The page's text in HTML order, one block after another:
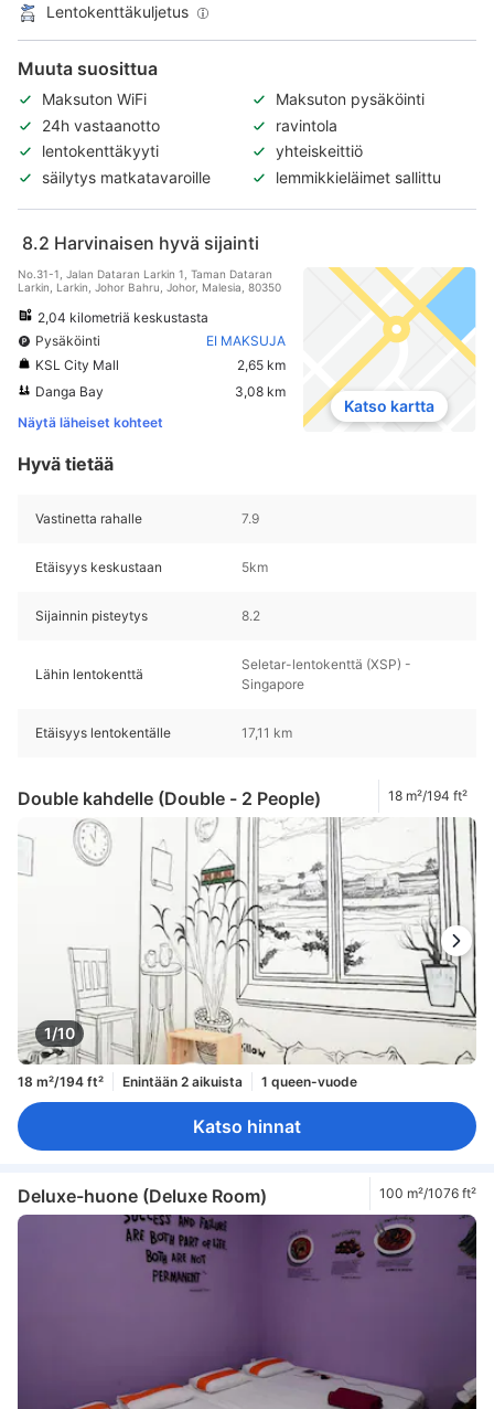
Lentokenttäkuljetus
Muuta suosittua
Maksuton WiFi
Maksuton pysäköinti
24h vastaanotto
ravintola
lentokenttäkyyti
yhteiskeittiö
säilytys matkatavaroille
lemmikkieläimet sallittu
8.2 Harvinaisen hyvä sijainti
No.31-1, Jalan Dataran Larkin 1, Taman Dataran
Larkin, Larkin, Johor Bahru, Johor, Malesia, 80350
2,04 kilometriä keskustasta
Pysäköinti
EI MAKSUJA
KSL City Mall
2,65 km
Danga Bay
3,08 km
Näytä läheiset kohteet
Katso kartta
Hyvä tietää
Vastinetta rahalle 7.9
Etäisyys keskustaan 5km
Sijainnin pisteytys 8.2
Lähin lentokenttä
Seletar-lentokenttä (XSP) -
Singapore
Etäisyys lentokentälle 17,11 km
Double kahdelle (Double - 2 People) 18 m²/194 ft²
1/10
18 m²/194 ft² Enintään 2 aikuista 1 queen-vuode
Katso hinnat
Deluxe-huone (Deluxe Room) 100 m²/1076 ft²